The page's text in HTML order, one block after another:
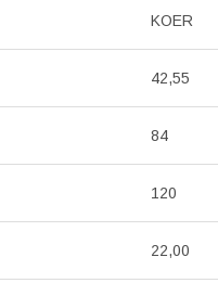
KOER
42,55
84
120
22,00